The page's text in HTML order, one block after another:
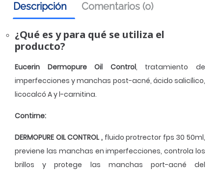
Descripción Comentarios (0)
¿Qué es y para qué se utiliza el
producto?
Eucerin Dermopure Oil Control, tratamiento de
imperfecciones y manchas post-acné, ácido salicílico,
licocalcó A y l-carnitina.
Contirne:
DERMOPURE OIL CONTROL , fluido protrector fps 30 50ml,
previene las manchas en imperfecciones, controla los
brillos y protege las manchas port-acné del